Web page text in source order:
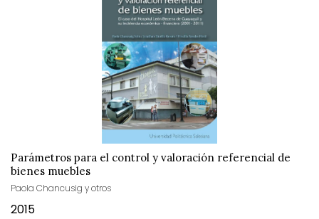
Parámetros para el control y valoración referencial de
bienes muebles
Paola Chancusig y otros
2015